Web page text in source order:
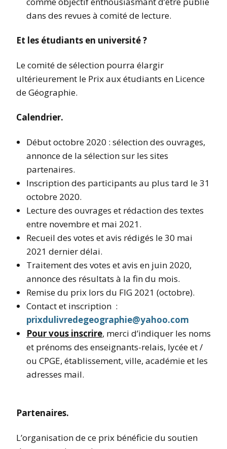
dans des revues à comité de lecture.
Et les étudiants en université ?
Le comité de sélection pourra élargir
ultérieurement le Prix aux étudiants en Licence
de Géographie.
Calendrier.
Début octobre 2020 : sélection des ouvrages,
annonce de la sélection sur les sites
partenaires.
Inscription des participants au plus tard le 31
octobre 2020.
Lecture des ouvrages et rédaction des textes
entre novembre et mai 2021.
Recueil des votes et avis rédigés le 30 mai
2021 dernier délai.
Traitement des votes et avis en juin 2020,
annonce des résultats à la fin du mois.
Remise du prix lors du FIG 2021 (octobre).
Contact et inscription :
prixdulivredegeographie@yahoo.com
Pour vous inscrire, merci d’indiquer les noms
et prénoms des enseignants-relais, lycée et /
ou CPGE, établissement, ville, académie et les
adresses mail.
Partenaires.
L’organisation de ce prix bénéficie du soutien